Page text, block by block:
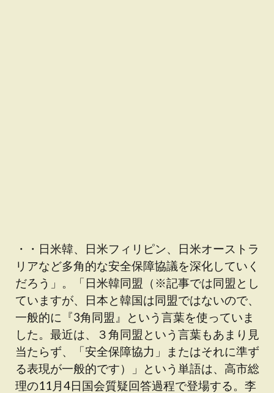
・・日米韓、日米フィリピン、日米オーストラ
リアなど多角的な安全保障協議を深化していく
だろう」。「日米韓同盟（※記事では同盟とし
ていますが、日本と韓国は同盟ではないので、
一般的に『3角同盟』という言葉を使っていま
した。最近は、３角同盟という言葉もあまり見
当たらず、「安全保障協力」またはそれに準ず
る表現が一般的です）」という単語は、高市総
理の11月4日国会質疑回答過程で登場する。李